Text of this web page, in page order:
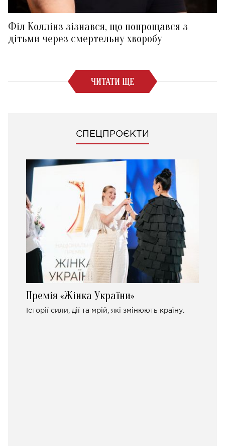
Філ Коллінз зізнався, що попрощався з
дітьми через смертельну хворобу
ЧИТАТИ ЩЕ
СПЕЦПРОЄКТИ
Премія «Жінка України»
Історії сили, дії та мрій, які змінюють країну.